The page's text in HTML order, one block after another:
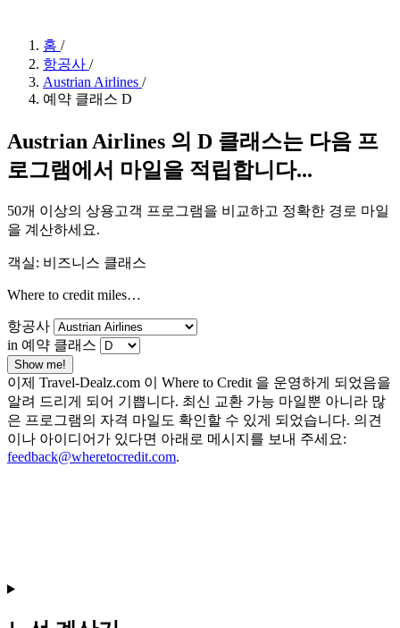
홈 /
항공사 /
Austrian Airlines /
예약 클래스 D
Austrian Airlines 의 D 클래스는 다음 프
로그램에서 마일을 적립합니다...
50개 이상의 상용고객 프로그램을 비교하고 정확한 경로 마일
을 계산하세요.
객실: 비즈니스 클래스
Where to credit miles…
항공사
in 예약 클래스
Show me!
이제 Travel-Dealz.com 이 Where to Credit 을 운영하게 되었음을
알려 드리게 되어 기쁩니다. 최신 교환 가능 마일뿐 아니라 많
은 프로그램의 자격 마일도 확인할 수 있게 되었습니다. 의견
이나 아이디어가 있다면 아래로 메시지를 보내 주세요:
feedback@wheretocredit.com.